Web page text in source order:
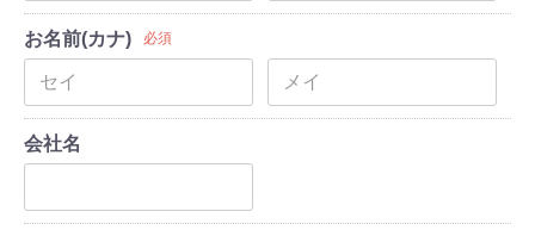
お名前(カナ) 必須
会社名